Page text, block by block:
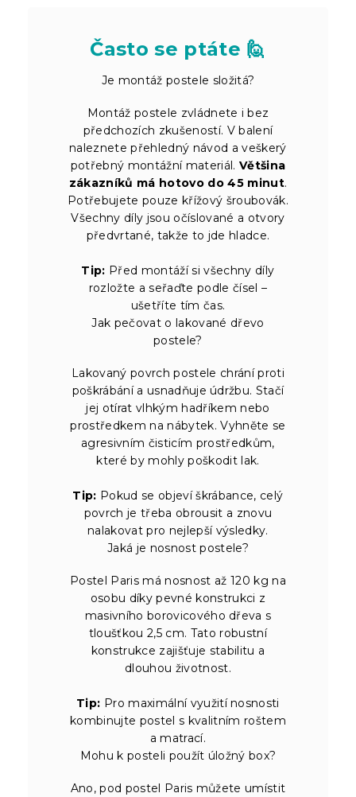
Často se ptáte 🙋
Je montáž postele složitá?
Montáž postele zvládnete i bez
předchozích zkušeností. V balení
naleznete přehledný návod a veškerý
potřebný montážní materiál. Většina
zákazníků má hotovo do 45 minut.
Potřebujete pouze křížový šroubovák.
Všechny díly jsou očíslované a otvory
předvrtané, takže to jde hladce.
Tip: Před montáží si všechny díly
rozložte a seřaďte podle čísel –
ušetříte tím čas.
Jak pečovat o lakované dřevo
postele?
Lakovaný povrch postele chrání proti
poškrábání a usnadňuje údržbu. Stačí
jej otírat vlhkým hadříkem nebo
prostředkem na nábytek. Vyhněte se
agresivním čisticím prostředkům,
které by mohly poškodit lak.
Tip: Pokud se objeví škrábance, celý
povrch je třeba obrousit a znovu
nalakovat pro nejlepší výsledky.
Jaká je nosnost postele?
Postel Paris má nosnost až 120 kg na
osobu díky pevné konstrukci z
masivního borovicového dřeva s
tloušťkou 2,5 cm. Tato robustní
konstrukce zajišťuje stabilitu a
dlouhou životnost.
Tip: Pro maximální využití nosnosti
kombinujte postel s kvalitním roštem
a matrací.
Mohu k posteli použít úložný box?
Ano, pod postel Paris můžete umístit